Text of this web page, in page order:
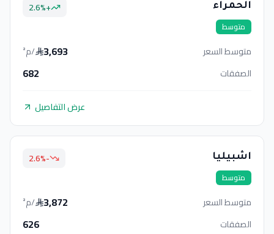
الحمراء
متوسط
+
2.6%
متوسط السعر 3,693
/م²
الصفقات
682
عرض التفاصيل
اشبيليا
متوسط
-2.6
%
متوسط السعر 3,872
/م²
الصفقات
626